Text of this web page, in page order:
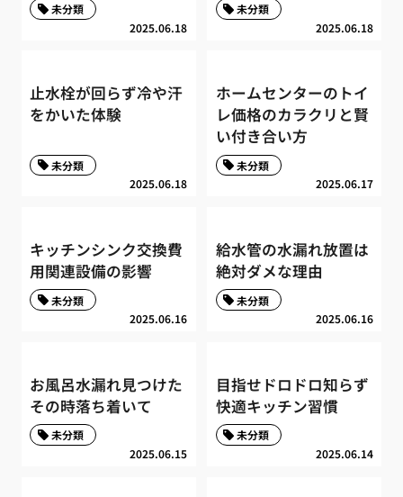
2025.06.18
未分類
2025.06.18
未分類
止水栓が回らず冷や汗
をかいた体験
2025.06.18
未分類
ホームセンターのトイ
レ価格のカラクリと賢
い付き合い方
2025.06.17
未分類
キッチンシンク交換費
用関連設備の影響
2025.06.16
未分類
給水管の水漏れ放置は
絶対ダメな理由
2025.06.16
未分類
お風呂水漏れ見つけた
その時落ち着いて
2025.06.15
未分類
目指せドロドロ知らず
快適キッチン習慣
2025.06.14
未分類